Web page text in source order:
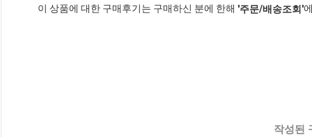
이 상품에 대한 구매후기는 구매하신 분에 한해 '주문/배송조회'
작성된